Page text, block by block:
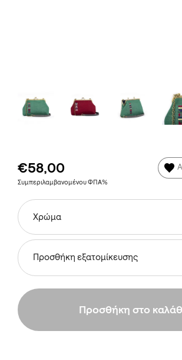
€58,00
Συμπεριλαμβανομένου ΦΠΑ%
Χρώμα
Προσθήκη εξατομίκευσης
Προσθήκη στο